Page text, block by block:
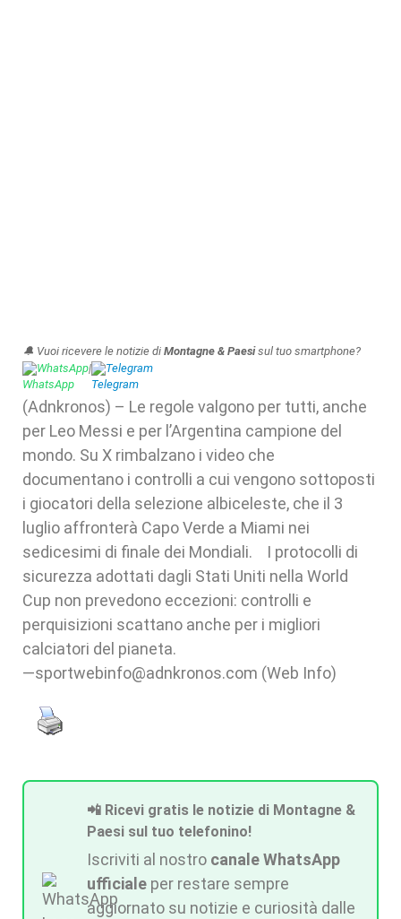
🔔 Vuoi ricevere le notizie di Montagne & Paesisul tuo smartphone?
WhatsApp| Telegram
(Adnkronos) – Le regole valgono per tutti, anche
per Leo Messi e per l’Argentina campione del
mondo. Su X rimbalzano i video che
documentano i controlli a cui vengono sottoposti
i giocatori della selezione albiceleste, che il 3
luglio affronterà Capo Verde a Miami nei
sedicesimi di finale dei Mondiali. I protocolli di
sicurezza adottati dagli Stati Uniti nella World
Cup non prevedono eccezioni: controlli e
perquisizioni scattano anche per i migliori
calciatori del pianeta.
—sportwebinfo@adnkronos.com (Web Info)
📲 Ricevi gratis le notizie di Montagne &
Paesi sul tuo telefonino!
Iscriviti al nostro canale WhatsApp
ufficiale per restare sempre
aggiornato su notizie e curiosità dalle